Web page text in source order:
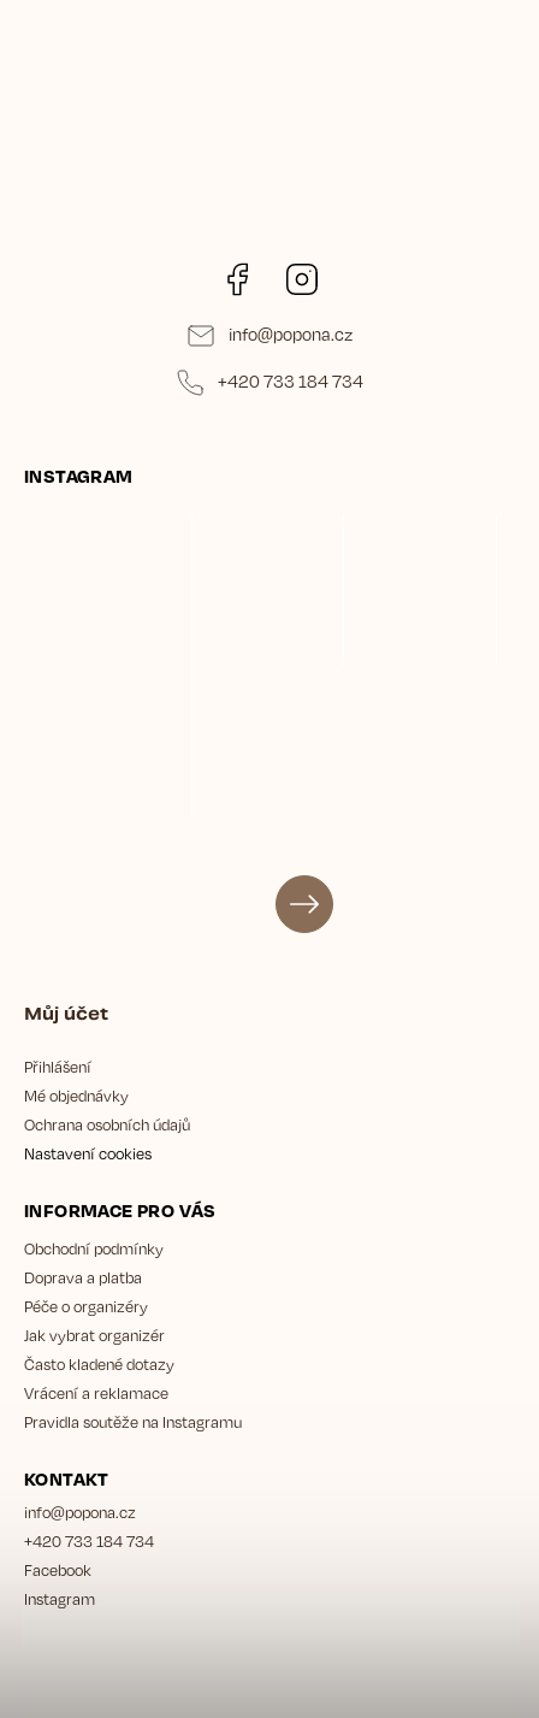
Facebook
info@popona.cz
+420 733 184 734
INSTAGRAM
Můj účet
Přihlášení
Mé objednávky
Ochrana osobních údajů
Nastavení cookies
INFORMACE PRO VÁS
Obchodní podmínky
Doprava a platba
Péče o organizéry
Jak vybrat organizér
Často kladené dotazy
Vrácení a reklamace
Pravidla soutěže na Instagramu
KONTAKT
info@popona.cz
+420 733 184 734
Facebook
Instagram